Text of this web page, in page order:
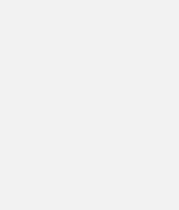
на 2025 рік)